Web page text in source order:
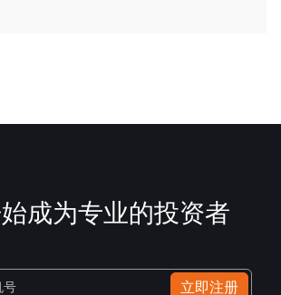
成为专业的投资者
号 立即注册